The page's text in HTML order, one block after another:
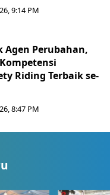
9:14 PM
Agen Perubahan,
Riding Terbaik se-
8:47 PM